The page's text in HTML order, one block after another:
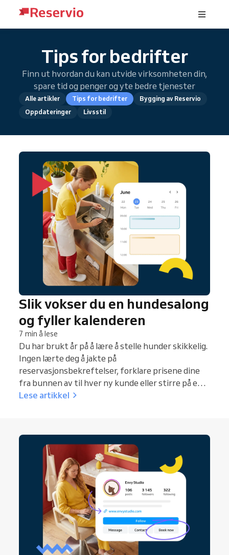
Tips for bedrifter
Finn ut hvordan du kan utvide virksomheten din,
spare tid og penger og yte bedre tjenester
Alle artikler Tips for bedrifter
Bygging av Reservio
Oppdateringer
Livsstil
Slik vokser du en hundesalong
og fyller kalenderen
7 min å lese
Du har brukt år på å lære å stelle hunder skikkelig.
Ingen lærte deg å jakte på
reservasjonsbekreftelser, forklare prisene dine
fra bunnen av til hver ny kunde eller stirre på en
halvfull tirsdagskalender. De hundefrisørene som
Lese artikkel